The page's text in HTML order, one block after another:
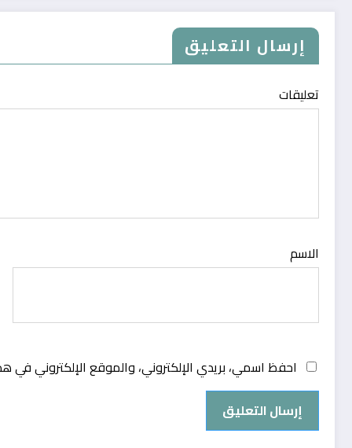
إرسال التعليق
تعليقات
الاسم
احفظ اسمي، بريدي الإلكتروني، والموقع الإلكتروني في